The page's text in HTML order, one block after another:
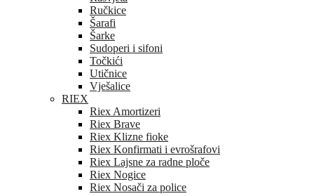
Ručkice
Šarafi
Šarke
Sudoperi i sifoni
Točkići
Utičnice
Vješalice
RIEX
Riex Amortizeri
Riex Brave
Riex Klizne fioke
Riex Konfirmati i evrošrafovi
Riex Lajsne za radne ploče
Riex Nogice
Riex Nosači za police